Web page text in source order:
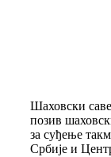
Шаховски
позив
за суђење
Србије и